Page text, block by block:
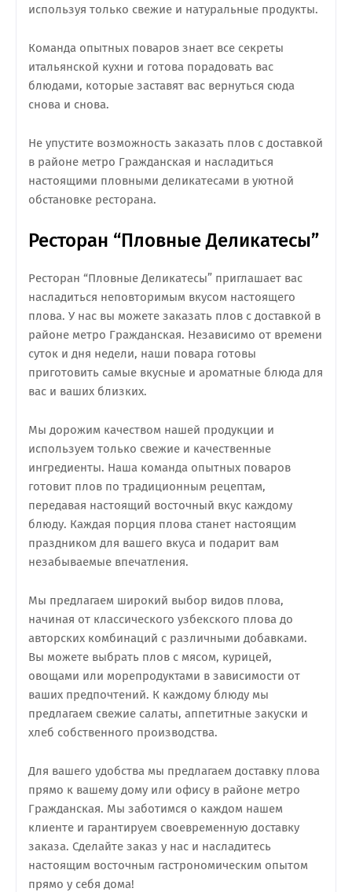
используя только свежие и натуральные продукты.
Команда опытных поваров знает все секреты
итальянской кухни и готова порадовать вас
блюдами, которые заставят вас вернуться сюда
снова и снова.
Не упустите возможность заказать плов с доставкой
в районе метро Гражданская и насладиться
настоящими пловными деликатесами в уютной
обстановке ресторана.
Ресторан “Пловные Деликатесы”
Ресторан “Пловные Деликатесы” приглашает вас
насладиться неповторимым вкусом настоящего
плова. У нас вы можете заказать плов с доставкой в
районе метро Гражданская. Независимо от времени
суток и дня недели, наши повара готовы
приготовить самые вкусные и ароматные блюда для
вас и ваших близких.
Мы дорожим качеством нашей продукции и
используем только свежие и качественные
ингредиенты. Наша команда опытных поваров
готовит плов по традиционным рецептам,
передавая настоящий восточный вкус каждому
блюду. Каждая порция плова станет настоящим
праздником для вашего вкуса и подарит вам
незабываемые впечатления.
Мы предлагаем широкий выбор видов плова,
начиная от классического узбекского плова до
авторских комбинаций с различными добавками.
Вы можете выбрать плов с мясом, курицей,
овощами или морепродуктами в зависимости от
ваших предпочтений. К каждому блюду мы
предлагаем свежие салаты, аппетитные закуски и
хлеб собственного производства.
Для вашего удобства мы предлагаем доставку плова
прямо к вашему дому или офису в районе метро
Гражданская. Мы заботимся о каждом нашем
клиенте и гарантируем своевременную доставку
заказа. Сделайте заказ у нас и насладитесь
настоящим восточным гастрономическим опытом
прямо у себя дома!